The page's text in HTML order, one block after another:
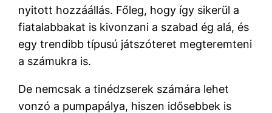
nyitott hozzáállás. Főleg, hogy így sikerül a
fiatalabbakat is kivonzani a szabad ég alá, és
egy trendibb típusú játszóteret megteremteni
a számukra is.
De nemcsak a tinédzserek számára lehet
vonzó a pumpapálya, hiszen idősebbek is